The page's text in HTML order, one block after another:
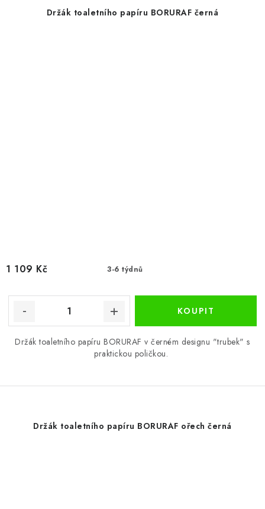
Držák toaletního papíru BORURAF černá
3-6 týdnů
1 109 Kč
Držák toaletního papíru BORURAF v černém designu "trubek" s
praktickou poličkou.
Držák toaletního papíru BORURAF ořech černá